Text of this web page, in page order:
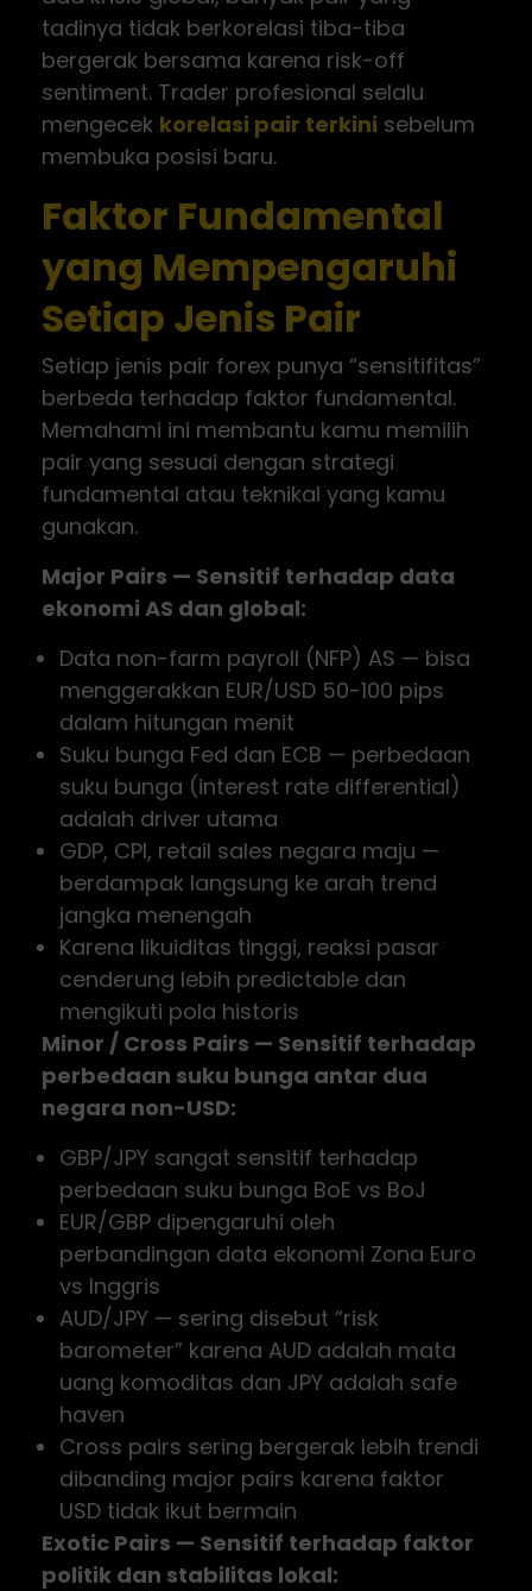
tadinya tidak berkorelasi tiba-tiba
bergerak bersama karena risk-off
sentiment. Trader profesional selalu
mengecek korelasi pair terkini sebelum
membuka posisi baru.
Faktor Fundamental
yang Mempengaruhi
Setiap Jenis Pair
Setiap jenis pair forex punya “sensitifitas”
berbeda terhadap faktor fundamental.
Memahami ini membantu kamu memilih
pair yang sesuai dengan strategi
fundamental atau teknikal yang kamu
gunakan.
Major Pairs — Sensitif terhadap data
ekonomi AS dan global:
Data non-farm payroll (NFP) AS — bisa
menggerakkan EUR/USD 50-100 pips
dalam hitungan menit
Suku bunga Fed dan ECB — perbedaan
suku bunga (interest rate differential)
adalah driver utama
GDP, CPI, retail sales negara maju —
berdampak langsung ke arah trend
jangka menengah
Karena likuiditas tinggi, reaksi pasar
cenderung lebih predictable dan
mengikuti pola historis
Minor / Cross Pairs — Sensitif terhadap
perbedaan suku bunga antar dua
negara non-USD:
GBP/JPY sangat sensitif terhadap
perbedaan suku bunga BoE vs BoJ
EUR/GBP dipengaruhi oleh
perbandingan data ekonomi Zona Euro
vs Inggris
AUD/JPY — sering disebut “risk
barometer” karena AUD adalah mata
uang komoditas dan JPY adalah safe
haven
Cross pairs sering bergerak lebih trendi
dibanding major pairs karena faktor
USD tidak ikut bermain
Exotic Pairs — Sensitif terhadap faktor
politik dan stabilitas lokal: